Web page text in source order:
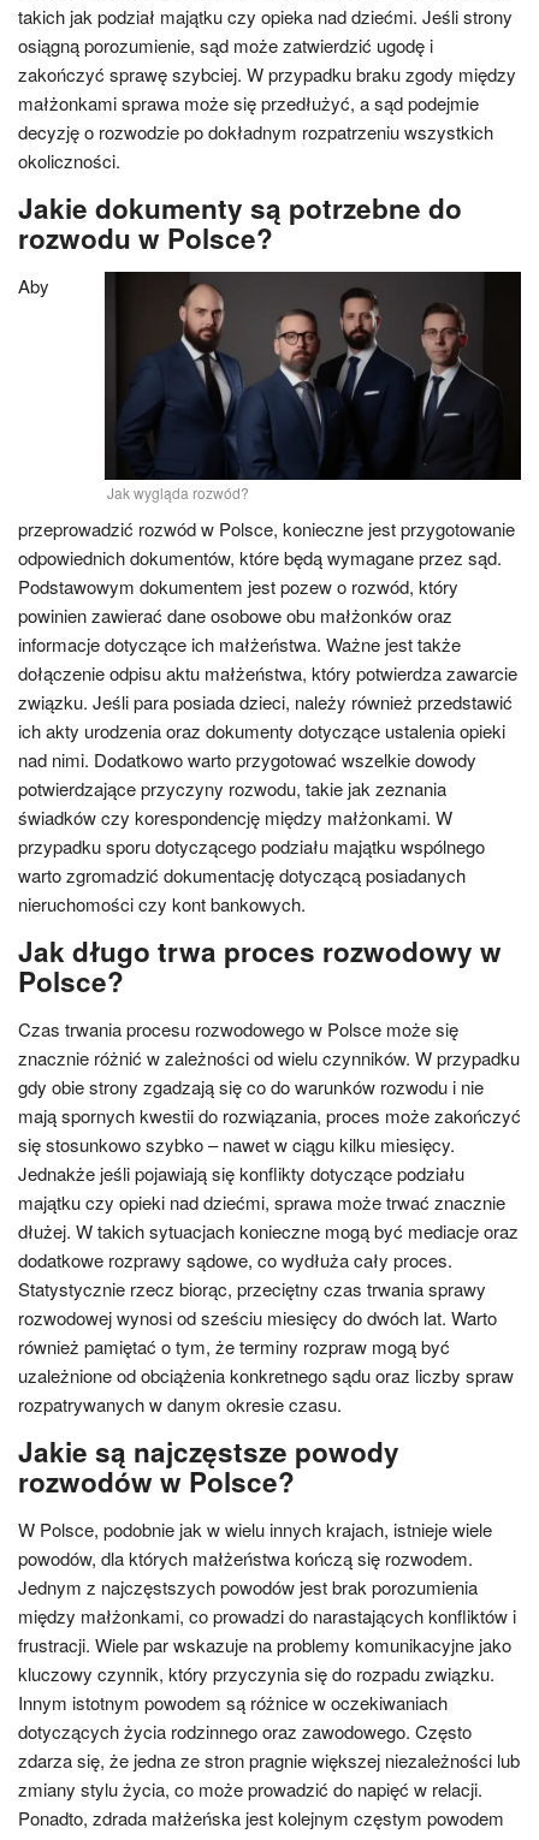
takich jak podział majątku czy opieka nad dziećmi. Jeśli strony
osiągną porozumienie, sąd może zatwierdzić ugodę i
zakończyć sprawę szybciej. W przypadku braku zgody między
małżonkami sprawa może się przedłużyć, a sąd podejmie
decyzję o rozwodzie po dokładnym rozpatrzeniu wszystkich
okoliczności.
Jakie dokumenty są potrzebne do
rozwodu w Polsce?
Jak wygląda rozwód?
Aby
przeprowadzić rozwód w Polsce, konieczne jest przygotowanie
odpowiednich dokumentów, które będą wymagane przez sąd.
Podstawowym dokumentem jest pozew o rozwód, który
powinien zawierać dane osobowe obu małżonków oraz
informacje dotyczące ich małżeństwa. Ważne jest także
dołączenie odpisu aktu małżeństwa, który potwierdza zawarcie
związku. Jeśli para posiada dzieci, należy również przedstawić
ich akty urodzenia oraz dokumenty dotyczące ustalenia opieki
nad nimi. Dodatkowo warto przygotować wszelkie dowody
potwierdzające przyczyny rozwodu, takie jak zeznania
świadków czy korespondencję między małżonkami. W
przypadku sporu dotyczącego podziału majątku wspólnego
warto zgromadzić dokumentację dotyczącą posiadanych
nieruchomości czy kont bankowych.
Jak długo trwa proces rozwodowy w
Polsce?
Czas trwania procesu rozwodowego w Polsce może się
znacznie różnić w zależności od wielu czynników. W przypadku
gdy obie strony zgadzają się co do warunków rozwodu i nie
mają spornych kwestii do rozwiązania, proces może zakończyć
się stosunkowo szybko – nawet w ciągu kilku miesięcy.
Jednakże jeśli pojawiają się konflikty dotyczące podziału
majątku czy opieki nad dziećmi, sprawa może trwać znacznie
dłużej. W takich sytuacjach konieczne mogą być mediacje oraz
dodatkowe rozprawy sądowe, co wydłuża cały proces.
Statystycznie rzecz biorąc, przeciętny czas trwania sprawy
rozwodowej wynosi od sześciu miesięcy do dwóch lat. Warto
również pamiętać o tym, że terminy rozpraw mogą być
uzależnione od obciążenia konkretnego sądu oraz liczby spraw
rozpatrywanych w danym okresie czasu.
Jakie są najczęstsze powody
rozwodów w Polsce?
W Polsce, podobnie jak w wielu innych krajach, istnieje wiele
powodów, dla których małżeństwa kończą się rozwodem.
Jednym z najczęstszych powodów jest brak porozumienia
między małżonkami, co prowadzi do narastających konfliktów i
frustracji. Wiele par wskazuje na problemy komunikacyjne jako
kluczowy czynnik, który przyczynia się do rozpadu związku.
Innym istotnym powodem są różnice w oczekiwaniach
dotyczących życia rodzinnego oraz zawodowego. Często
zdarza się, że jedna ze stron pragnie większej niezależności lub
zmiany stylu życia, co może prowadzić do napięć w relacji.
Ponadto, zdrada małżeńska jest kolejnym częstym powodem